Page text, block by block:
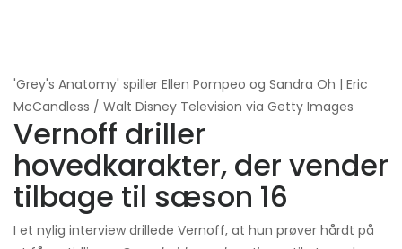
'Grey's Anatomy' spiller Ellen Pompeo og Sandra Oh | Eric
McCandless / Walt Disney Television via Getty Images
Vernoff driller
hovedkarakter, der vender
tilbage til sæson 16
I et nylig interview drillede Vernoff, at hun prøver hårdt på